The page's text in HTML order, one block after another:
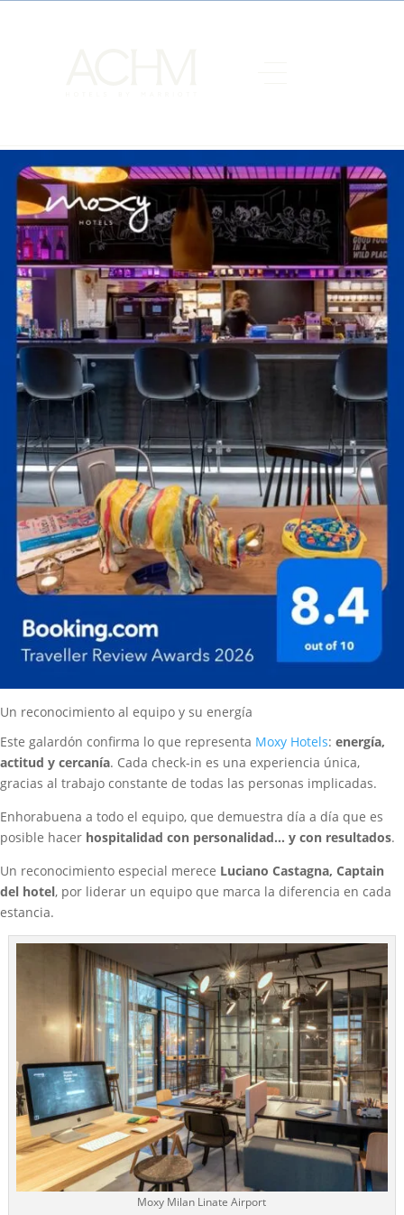
Un reconocimiento al equipo y su energía
Este galardón confirma lo que representa Moxy Hotels: energía,
actitud y cercanía. Cada check-in es una experiencia única,
gracias al trabajo constante de todas las personas implicadas.
Enhorabuena a todo el equipo, que demuestra día a día que es
posible hacer hospitalidad con personalidad… y con resultados.
Un reconocimiento especial merece Luciano Castagna, Captain
del hotel, por liderar un equipo que marca la diferencia en cada
estancia.
Moxy Milan Linate Airport